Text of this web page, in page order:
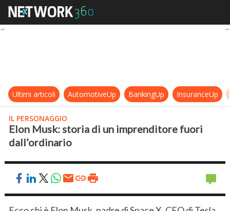
Elon Musk: storia di un
Ultimi articoli AutomotiveUp BankingUp InsuranceUp
IL PERSONAGGIO
Elon Musk: storia di un imprenditore fuori
dall’ordinario